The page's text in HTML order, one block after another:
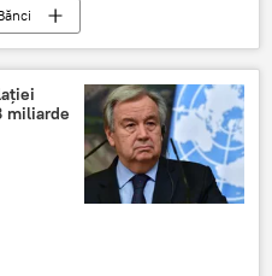
miliarde